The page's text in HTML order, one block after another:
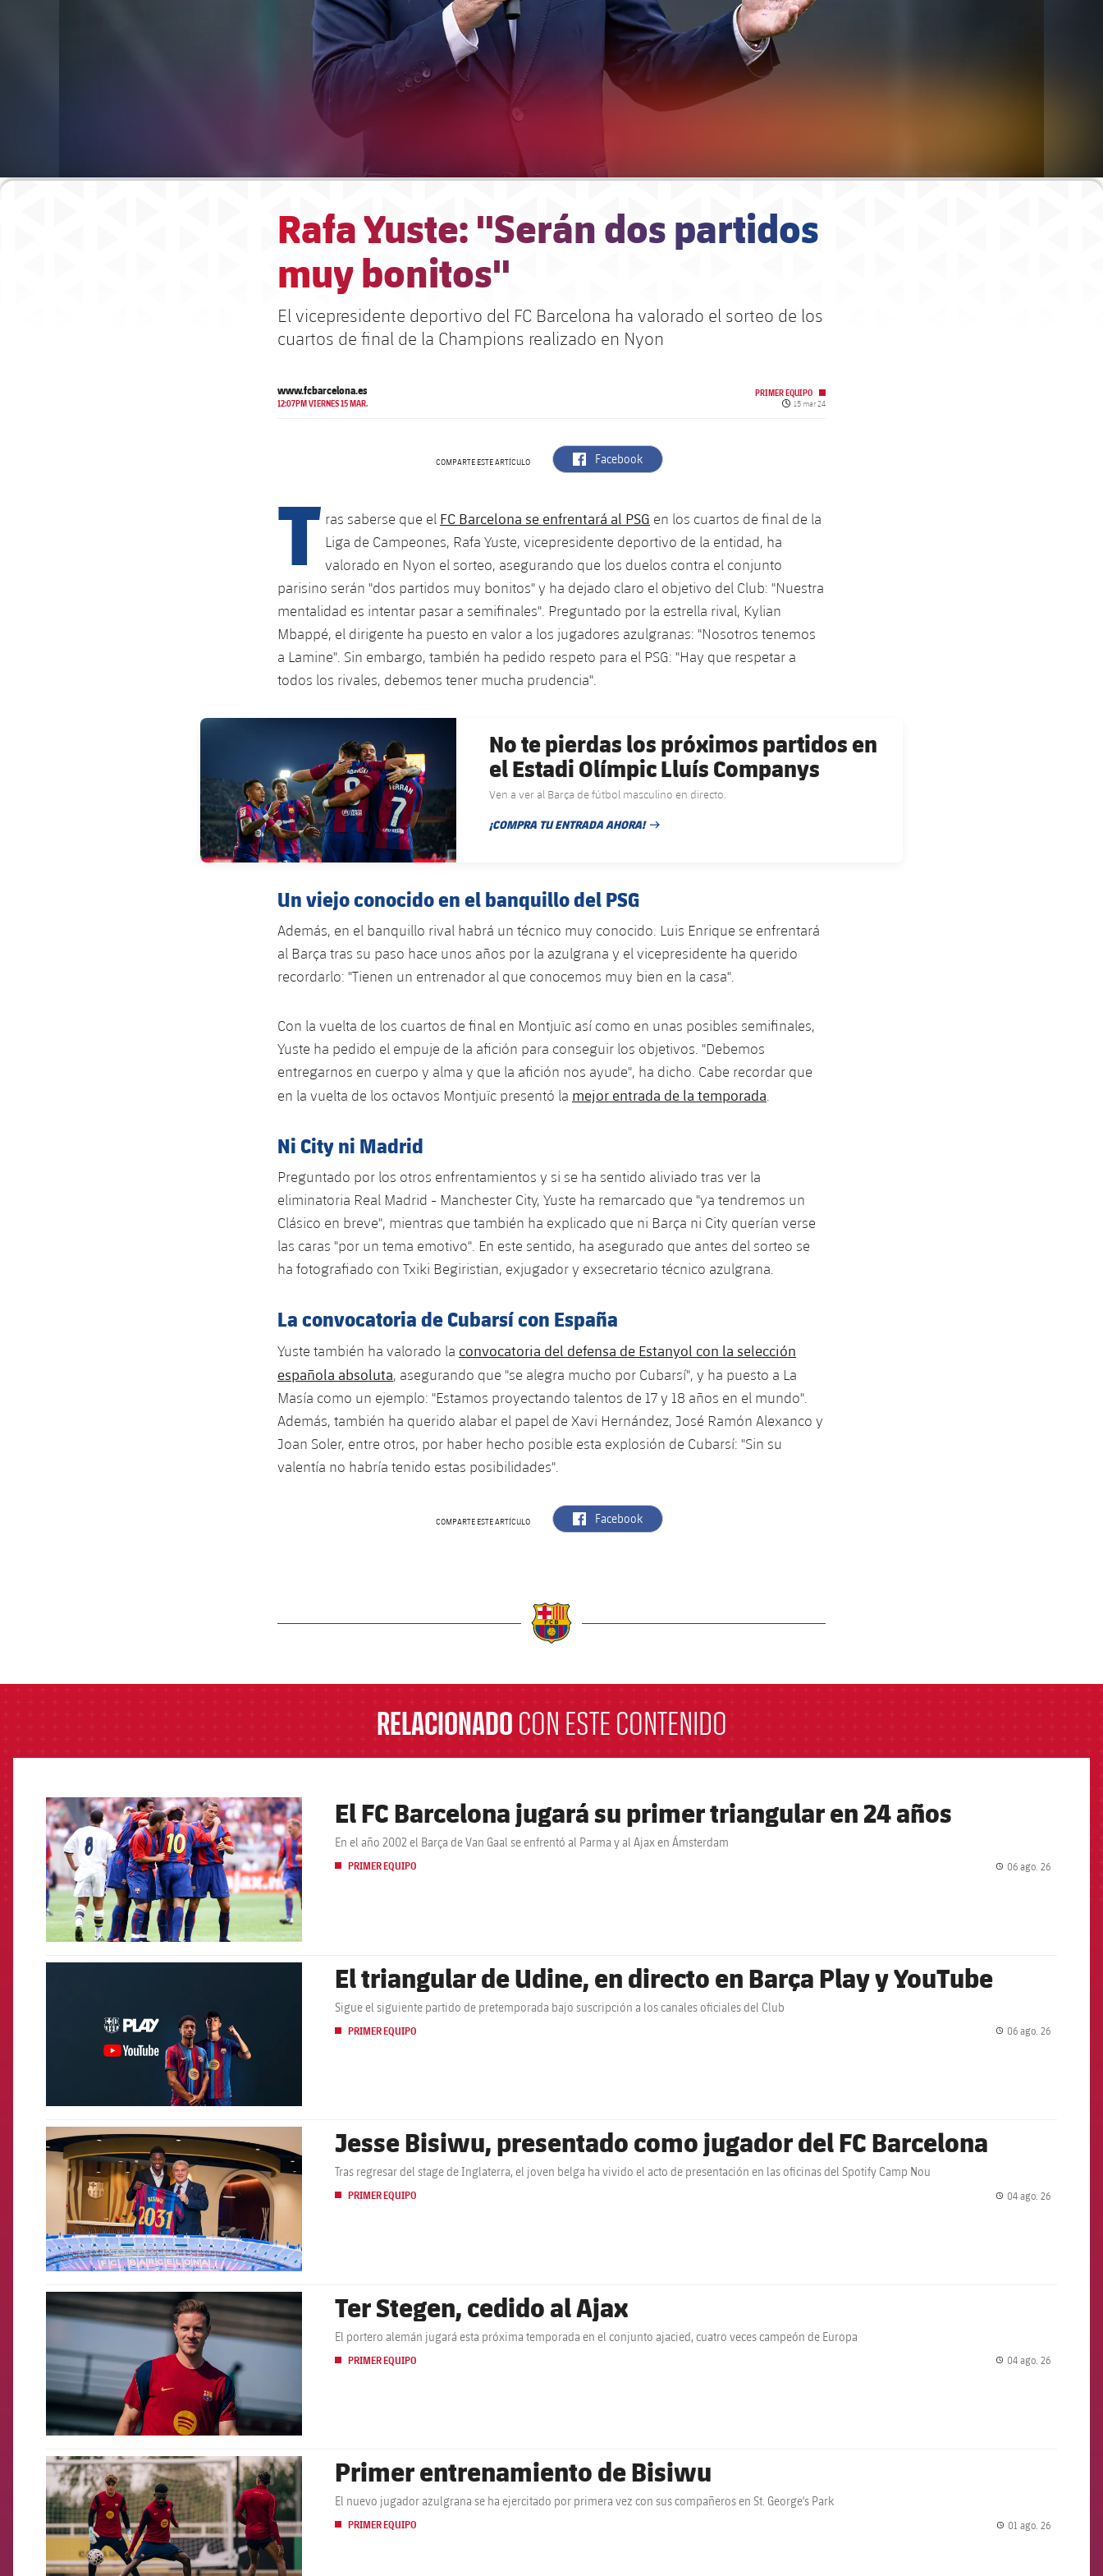
Rafa Yuste: "Serán dos partidos
muy bonitos"
El vicepresidente deportivo del FC Barcelona ha valorado el sorteo de los
cuartos de final de la Champions realizado en Nyon
www.fcbarcelona.es
12:07PM VIERNES 15 MAR.
PRIMER EQUIPO
Fecha de publicación
15 mar 24
COMPARTE ESTE ARTÍCULO label.aria.facebook
Facebook
T ras saberse que el FC Barcelona se enfrentará al PSG en los cuartos de final de la
Liga de Campeones, Rafa Yuste, vicepresidente deportivo de la entidad, ha
valorado en Nyon el sorteo, asegurando que los duelos contra el conjunto
parisino serán "dos partidos muy bonitos" y ha dejado claro el objetivo del Club: "Nuestra
mentalidad es intentar pasar a semifinales". Preguntado por la estrella rival, Kylian
Mbappé, el dirigente ha puesto en valor a los jugadores azulgranas: "Nosotros tenemos
a Lamine". Sin embargo, también ha pedido respeto para el PSG: "Hay que respetar a
todos los rivales, debemos tener mucha prudencia".
FC Barcelona club badge
No te pierdas los próximos partidos en
el Estadi Olímpic Lluís Companys
Ven a ver al Barça de fútbol masculino en directo.
¡COMPRA TU ENTRADA AHORA!
FECHA DE PUBLICACIÓN
Un viejo conocido en el banquillo del PSG
Además, en el banquillo rival habrá un técnico muy conocido. Luis Enrique se enfrentará
al Barça tras su paso hace unos años por la azulgrana y el vicepresidente ha querido
recordarlo: "Tienen un entrenador al que conocemos muy bien en la casa".
Con la vuelta de los cuartos de final en Montjuïc así como en unas posibles semifinales,
Yuste ha pedido el empuje de la afición para conseguir los objetivos. "Debemos
entregarnos en cuerpo y alma y que la afición nos ayude", ha dicho. Cabe recordar que
en la vuelta de los octavos Montjuïc presentó la mejor entrada de la temporada
Ni City ni Madrid
Preguntado por los otros enfrentamientos y si se ha sentido aliviado tras ver la
eliminatoria Real Madrid - Manchester City, Yuste ha remarcado que "ya tendremos un
Clásico en breve", mientras que también ha explicado que ni Barça ni City querían verse
las caras "por un tema emotivo". En este sentido, ha asegurado que antes del sorteo se
ha fotografiado con Txiki Begiristian, exjugador y exsecretario técnico azulgrana.
La convocatoria de Cubarsí con España
Yuste también ha valorado la convocatoria del defensa de Estanyol con la selección
española absoluta, asegurando que "se alegra mucho por Cubarsí", y ha puesto a La
Masía como un ejemplo: "Estamos proyectando talentos de 17 y 18 años en el mundo".
Además, también ha querido alabar el papel de Xavi Hernández, José Ramón Alexanco y
Joan Soler, entre otros, por haber hecho posible esta explosión de Cubarsí: "Sin su
valentía no habría tenido estas posibilidades".
COMPARTE ESTE ARTÍCULO label.aria.facebook
Facebook
RELACIONADO CON ESTE CONTENIDO
FCB Barcelona badge El FC Barcelona jugará su primer triangular en 24 años
En el año 2002 el Barça de Van Gaal se enfrentó al Parma y al Ajax en Ámsterdam
PRIMER EQUIPO 06 ago. 26
El triangular de Udine, en directo en Barça Play y YouTube
Sigue el siguiente partido de pretemporada bajo suscripción a los canales oficiales del Club
PRIMER EQUIPO 06 ago. 26
FCB Barcelona badge Jesse Bisiwu, presentado como jugador del FC Barcelona
Tras regresar del stage de Inglaterra, el joven belga ha vivido el acto de presentación en las oficinas del Spotify Camp Nou
PRIMER EQUIPO 04 ago. 26
FCB Barcelona badge Ter Stegen, cedido al Ajax
El portero alemán jugará esta próxima temporada en el conjunto ajacied, cuatro veces campeón de Europa
PRIMER EQUIPO 04 ago. 26
FCB Barcelona badge Primer entrenamiento de Bisiwu
El nuevo jugador azulgrana se ha ejercitado por primera vez con sus compañeros en St. George's Park
PRIMER EQUIPO 01 ago. 26